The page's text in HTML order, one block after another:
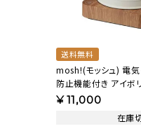
送料無料
mosh!(モッシュ) 電
防止機能付き アイボ
【KA】
¥11,000
在庫